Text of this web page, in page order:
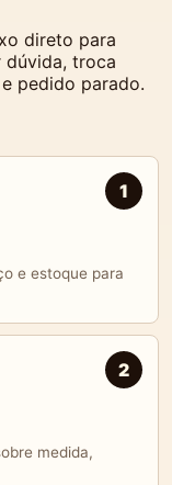
direto para
dúvida, troca
pedido parado.
1
e estoque para
2
medida,